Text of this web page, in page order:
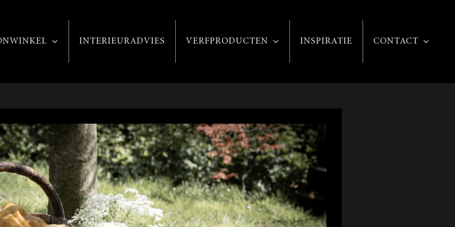
INTERIEURADVIES VERFPRODUCTEN INSPIRATIE CONTACT